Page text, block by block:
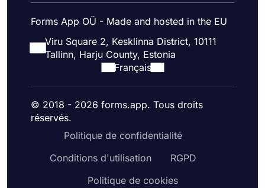
Forms App OÜ - Made and hosted in the EU
Viru Square 2, Kesklinna District, 10111
Tallinn, Harju County, Estonia
Français
© 2018 - 2026 forms.app. Tous droits
réservés.
Politique de confidentialité
Conditions d'utilisation
RGPD
Politique de cookies